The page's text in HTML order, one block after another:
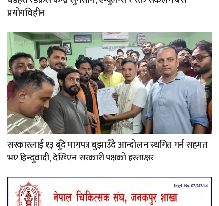
प्रयोगविहीन
सरकारलाई १३ बुँदे मागपत्र बुझाउँदै आन्दोलन स्थगित गर्न सहमत
भए हिन्दुवादी, देखिएन सरकारी पक्षको हस्ताक्षर